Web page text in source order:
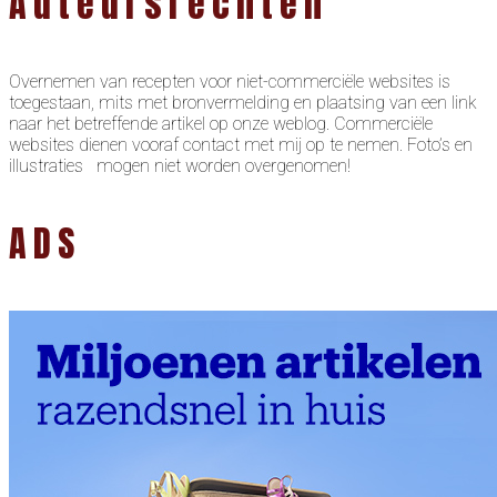
Overnemen van recepten voor niet-commerciële websites is
toegestaan, mits met bronvermelding en plaatsing van een link
naar het betreffende artikel op onze weblog. Commerciële
websites dienen vooraf contact met mij op te nemen. Foto’s en
illustraties mogen niet worden overgenomen!
ADS